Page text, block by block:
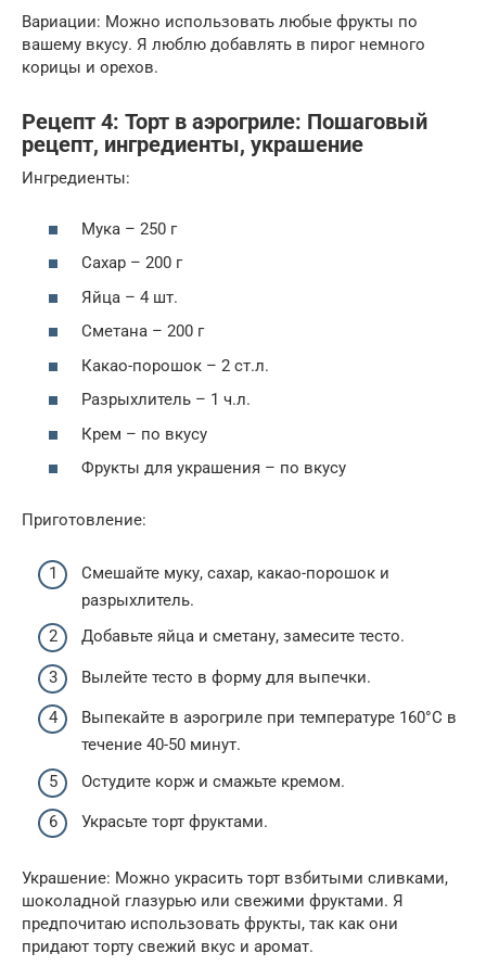
Вариации: Можно использовать любые фрукты по
вашему вкусу. Я люблю добавлять в пирог немного
корицы и орехов.
Рецепт 4: Торт в аэрогриле: Пошаговый
рецепт, ингредиенты, украшение
Ингредиенты:
Мука – 250 г
Сахар – 200 г
Яйца – 4 шт.
Сметана – 200 г
Какао-порошок – 2 ст.л.
Разрыхлитель – 1 ч.л.
Крем – по вкусу
Фрукты для украшения – по вкусу
Приготовление:
Смешайте муку, сахар, какао-порошок и
разрыхлитель.
Добавьте яйца и сметану, замесите тесто.
Вылейте тесто в форму для выпечки.
Выпекайте в аэрогриле при температуре 160°C в
течение 40-50 минут.
Остудите корж и смажьте кремом.
Украсьте торт фруктами.
Украшение: Можно украсить торт взбитыми сливками,
шоколадной глазурью или свежими фруктами. Я
предпочитаю использовать фрукты, так как они
придают торту свежий вкус и аромат.